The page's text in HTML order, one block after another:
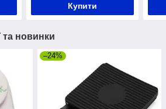
Купити
та новинки
–24%